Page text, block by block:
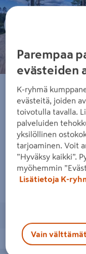
kautta
2
Suunnitteletko
terassi
terassilaudat
Järjestä
Parempaa
evästeiden
K-ryhmä
evästeitä, joiden
toivotulla tavalla.
palveluiden
yksilöllinen
tarjoaminen. Voit
”Hyväksy kaikki”.
myöhemmin
Lisätietoja K-
Vain